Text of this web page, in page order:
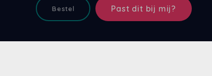
Bestel Past dit bij mij?